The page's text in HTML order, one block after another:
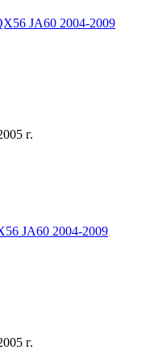
JA60 2004-2009
г.
JA60 2004-2009
г.